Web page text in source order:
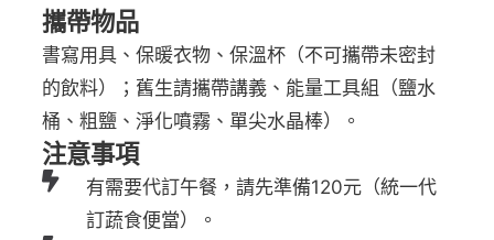
攜帶物品
書寫用具、保暖衣物、保溫杯（不可攜帶未密封
的飲料）；舊生請攜帶講義、能量工具組（鹽水
桶、粗鹽、淨化噴霧、單尖水晶棒）。
注意事項
有需要代訂午餐，請先準備120元（統一代
訂蔬食便當）。